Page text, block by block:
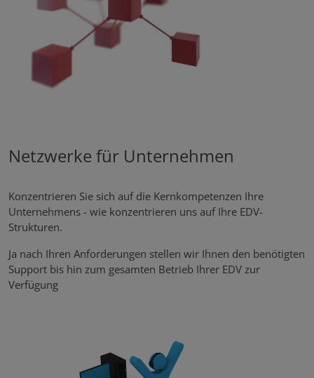
Netzwerke für Unternehmen
Konzentrieren Sie sich auf die Kernkompetenzen Ihre
Unternehmens - wie konzentrieren uns auf Ihre EDV-
Strukturen.
Ja nach Ihren Anforderungen stellen wir Ihnen den benötigten
Support bis hin zum gesamten Betrieb Ihrer EDV zur
Verfügung